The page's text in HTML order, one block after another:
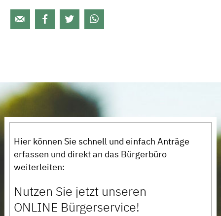
   
Hier können Sie schnell und einfach Anträge
erfassen und direkt an das Bürgerbüro
weiterleiten:
Nutzen Sie jetzt unseren
ONLINE Bürgerservice!